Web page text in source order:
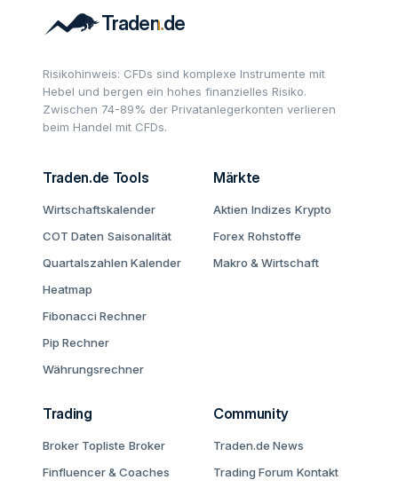
Risikohinweis: CFDs sind komplexe Instrumente mit
Hebel und bergen ein hohes finanzielles Risiko.
Zwischen 74-89% der Privatanlegerkonten verlieren
beim Handel mit CFDs.
Traden.de Tools
Wirtschaftskalender
COT Daten Saisonalität
Quartalszahlen Kalender
Heatmap
Fibonacci Rechner
Pip Rechner
Währungsrechner
Märkte
Aktien Indizes Krypto
Forex Rohstoffe
Makro & Wirtschaft
Trading
Broker Topliste Broker
Finfluencer & Coaches
Community
Traden.de News
Trading Forum Kontakt